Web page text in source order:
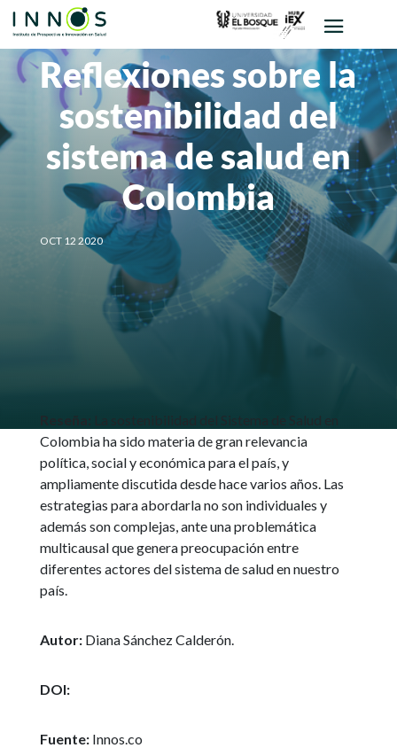
Reflexiones sobre la
sostenibilidad del
sistema de salud en
Colombia
OCT 12 2020
Colombia ha sido materia de gran relevancia
política, social y económica para el país, y
ampliamente discutida desde hace varios años. Las
estrategias para abordarla no son individuales y
además son complejas, ante una problemática
multicausal que genera preocupación entre
diferentes actores del sistema de salud en nuestro
país.
Autor:Diana Sánchez Calderón.
DOI:
Fuente: Innos.co